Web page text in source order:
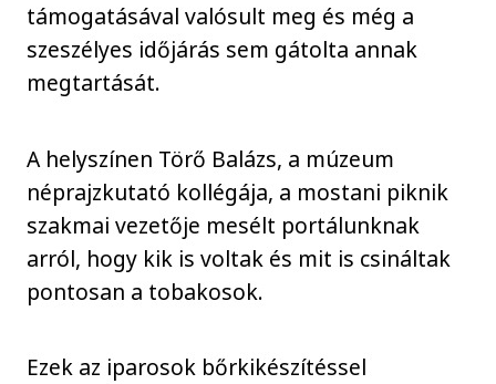
támogatásával valósult meg és még a
szeszélyes időjárás sem gátolta annak
megtartását.
A helyszínen Törő Balázs, a múzeum
néprajzkutató kollégája, a mostani piknik
szakmai vezetője mesélt portálunknak
arról, hogy kik is voltak és mit is csináltak
pontosan a tobakosok.
Ezek az iparosok bőrkikészítéssel